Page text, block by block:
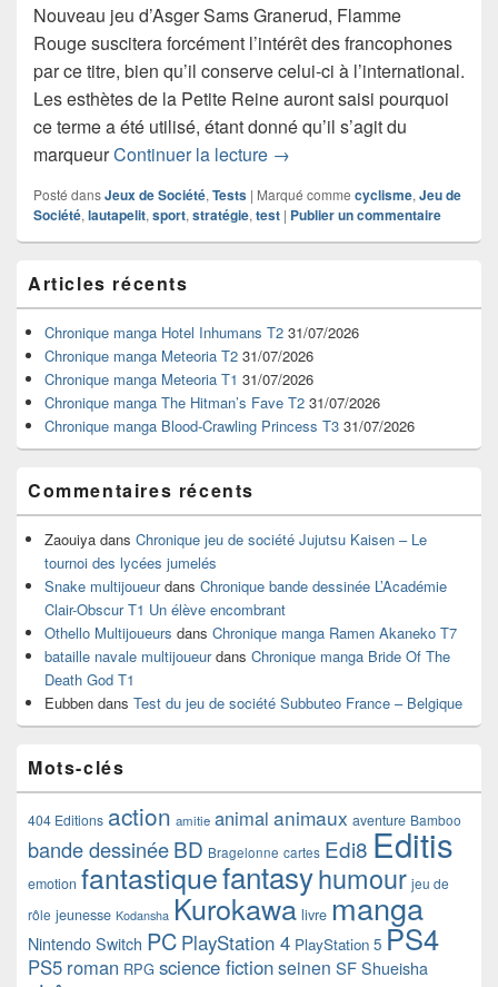
Nouveau jeu d’Asger Sams Granerud, Flamme
Rouge suscitera forcément l’intérêt des francophones
par ce titre, bien qu’il conserve celui-ci à l’international.
Les esthètes de la Petite Reine auront saisi pourquoi
ce terme a été utilisé, étant donné qu’il s’agit du
marqueurContinuer la lecture Test du jeu de société
→
Posté dansJeux de Société, Tests | Marqué comme cyclisme, Jeu de
Société, lautapelit, sport, stratégie, test | Publier un commentaire
principale
de
widget
pour
barre
latérale
Articles récents
Chronique manga Hotel Inhumans T2 31/07/2026
Chronique manga Meteoria T2 31/07/2026
Chronique manga Meteoria T1 31/07/2026
Chronique manga The Hitman’s Fave T2 31/07/2026
Chronique manga Blood-Crawling Princess T3 31/07/2026
Commentaires récents
Zaouiya dans Chronique jeu de société Jujutsu Kaisen – Le
tournoi des lycées jumelés
Snake multijoueurdans Chronique bande dessinée L’Académie
Clair-Obscur T1 Un élève encombrant
Othello Multijoueurs dans Chronique manga Ramen Akaneko T7
bataille navale multijoueurdans Chronique manga Bride Of The
Death God T1
Eubben dans Test du jeu de société Subbuteo France – Belgique
Mots-clés
404 Editions action amitie animal animaux aventure Bamboo
bande dessinéeBD Bragelonne cartes Edi8 Editis
emotion fantastiquefantasyhumour jeu de
rôle jeunesse Kodansha Kurokawa livre manga
Nintendo Switch PC PlayStation 4 PlayStation 5 PS4
PS5 roman RPG science fictionseinen SF Shueisha